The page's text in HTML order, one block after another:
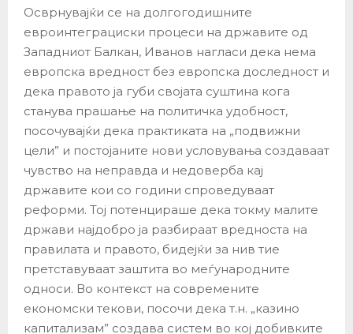
Осврнувајќи се на долгогодишните
евроинтеграциски процеси на државите од
Западниот Балкан, Иванов нагласи дека нема
европска вредност без европска доследност и
дека правото ја губи својата суштина кога
станува прашање на политичка удобност,
посочувајќи дека практиката на „подвижни
цели” и постојаните нови условувања создаваат
чувство на неправда и недоверба кај
државите кои со години спроведуваат
реформи. Тој потенцираше дека токму малите
држави најдобро ја разбираат вредноста на
правилата и правото, бидејќи за нив тие
претставуваат заштита во меѓународните
односи. Во контекст на современите
економски текови, посочи дека т.н. „казино
капитализам” создава систем во кој добивките